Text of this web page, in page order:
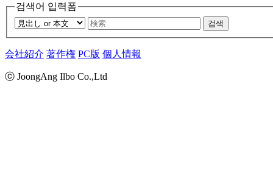
검색어 입력폼
검색
会社紹介 著作権 PC版 個人情報
ⓒ JoongAng Ilbo Co.,Ltd